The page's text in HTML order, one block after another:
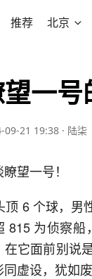
推荐 北京
一
09-21 19:38 · 陆柒
望一号！
顶 6 个球，男
815 为侦察船
在它面前别说
虚设，犹如废